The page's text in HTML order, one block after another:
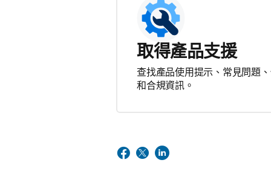
取得產品支援
查找產品使用提示、常見問題
和合規資訊。